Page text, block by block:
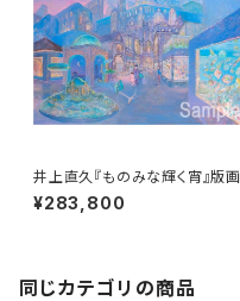
井上直久『ものみな輝く宵』版画
¥283,800
同じカテゴリの商品